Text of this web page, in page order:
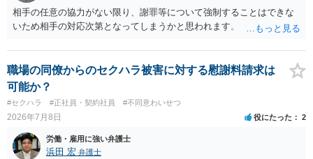
相手の任意の協力がない限り、謝罪等について強制することはできな
いため相手の対応次第となってしまうかと思われます。
職場の同僚からのセクハラ被害に対する慰謝料請求は
可能か？
#セクハラ #正社員・契約社員 #不同意わいせつ
2026年7月8日 役にたった 2
労働・雇用に強い弁護士
浜田 宏 弁護士